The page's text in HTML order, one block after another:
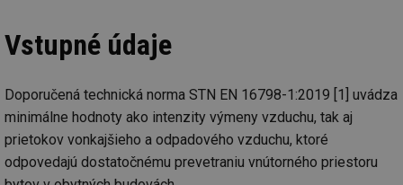
Vstupné údaje
Doporučená technická norma STN EN 16798-1:2019 [1] uvádza
minimálne hodnoty ako intenzity výmeny vzduchu, tak aj
prietokov vonkajšieho a odpadového vzduchu, ktoré
odpovedajú dostatočnému prevetraniu vnútorného priestoru